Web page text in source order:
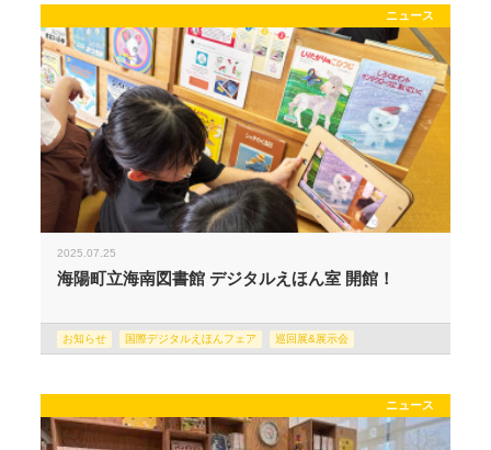
ニュース
2025.07.25
海陽町立海南図書館 デジタルえほん室 開館！
お知らせ 国際デジタルえほんフェア 巡回展&展示会
ニュース